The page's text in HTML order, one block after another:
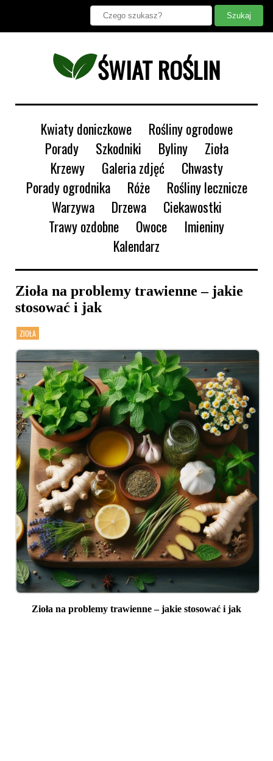
ŚWIAT ROŚLIN
Kwiaty doniczkowe
Rośliny ogrodowe
Porady
Szkodniki Byliny
Zioła
Krzewy
Galeria zdjęć
Chwasty
Porady ogrodnika
Róże
Rośliny lecznicze
Warzywa
Drzewa
Ciekawostki
Trawy ozdobne
Owoce
Imieniny
Kalendarz
Zioła na problemy trawienne – jakie
stosować i jak
ZIOŁA
Zioła na problemy trawienne – jakie stosować i jak